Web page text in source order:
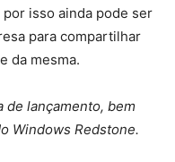
isso ainda pode ser
para compartilhar
da mesma.
de lançamento, bem
Windows Redstone.